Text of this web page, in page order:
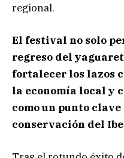
regional.
El festival no solo
regreso del
fortalecer los lazos
la economía local y
como un punto
conservación del